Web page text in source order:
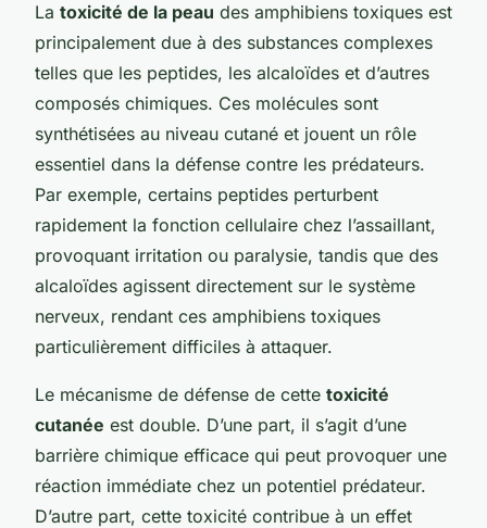
La toxicité de la peau des amphibiens toxiques est
principalement due à des substances complexes
telles que les peptides, les alcaloïdes et d’autres
composés chimiques. Ces molécules sont
synthétisées au niveau cutané et jouent un rôle
essentiel dans la défense contre les prédateurs.
Par exemple, certains peptides perturbent
rapidement la fonction cellulaire chez l’assaillant,
provoquant irritation ou paralysie, tandis que des
alcaloïdes agissent directement sur le système
nerveux, rendant ces amphibiens toxiques
particulièrement difficiles à attaquer.
Le mécanisme de défense de cette toxicité
cutanée est double. D’une part, il s’agit d’une
barrière chimique efficace qui peut provoquer une
réaction immédiate chez un potentiel prédateur.
D’autre part, cette toxicité contribue à un effet